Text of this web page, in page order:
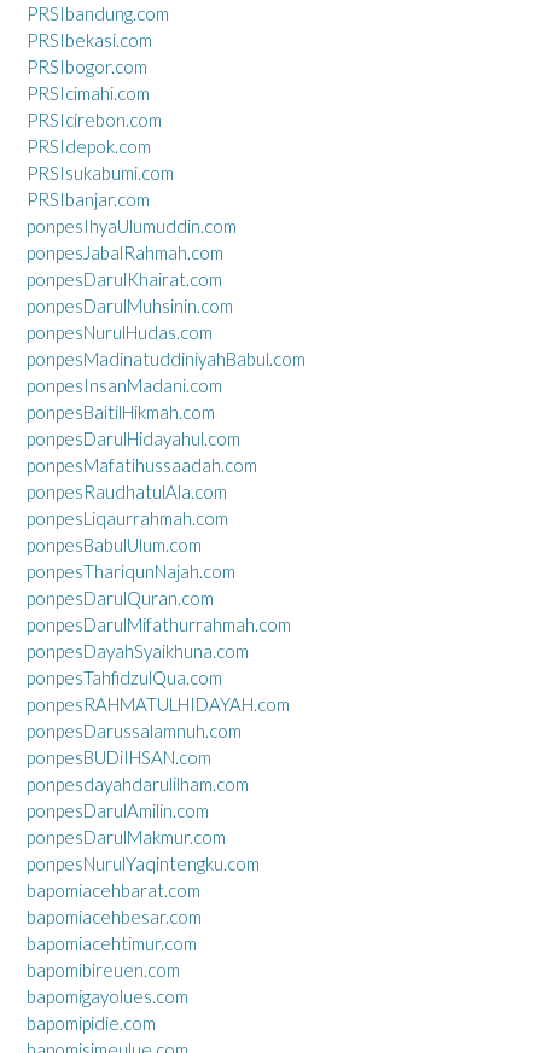
PRSIbandung.com
PRSIbekasi.com
PRSIbogor.com
PRSIcimahi.com
PRSIcirebon.com
PRSIdepok.com
PRSIsukabumi.com
PRSIbanjar.com
ponpesIhyaUlumuddin.com
ponpesJabalRahmah.com
ponpesDarulKhairat.com
ponpesDarulMuhsinin.com
ponpesNurulHudas.com
ponpesMadinatuddiniyahBabul.com
ponpesInsanMadani.com
ponpesBaitilHikmah.com
ponpesDarulHidayahul.com
ponpesMafatihussaadah.com
ponpesRaudhatulAla.com
ponpesLiqaurrahmah.com
ponpesBabulUlum.com
ponpesThariqunNajah.com
ponpesDarulQuran.com
ponpesDarulMifathurrahmah.com
ponpesDayahSyaikhuna.com
ponpesTahfidzulQua.com
ponpesRAHMATULHIDAYAH.com
ponpesDarussalamnuh.com
ponpesBUDiIHSAN.com
ponpesdayahdarulilham.com
ponpesDarulAmilin.com
ponpesDarulMakmur.com
ponpesNurulYaqintengku.com
bapomiacehbarat.com
bapomiacehbesar.com
bapomiacehtimur.com
bapomibireuen.com
bapomigayolues.com
bapomipidie.com